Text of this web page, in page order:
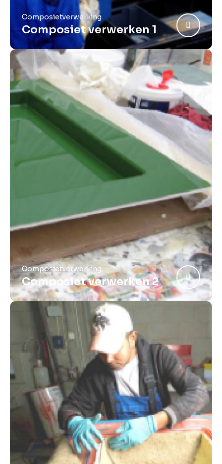
Composietverwerking
Composiet verwerken 1
Composietverwerking
Composiet verwerken 2